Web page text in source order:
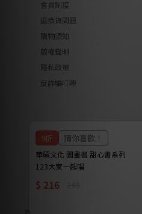
會員制度
退換貨問題
購物須知
版權聲明
隱私政策
反詐騙叮嚀
優迪國際股份有限公司 |
法律顧問｜瀛睿律師事務所